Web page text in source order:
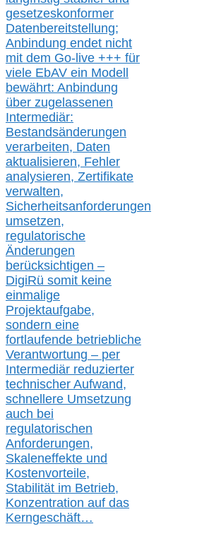
gesetzeskonformer
Datenbereitstellung;
Anbindung endet nicht
mit dem Go-live +++ für
viele EbAV ein Modell
bewährt: Anbindung
über zugelassenen
Intermediär:
Bestandsänderungen
verarbeiten, Daten
aktualisieren, Fehler
analysieren, Zertifikate
verwalten,
Sicherheitsanforderungen
umsetzen,
regulatorische
Änderungen
berücksichtigen –
DigiRü somit keine
einmalige
Projektaufgabe,
sondern eine
fortlaufende betriebliche
Verantwortung – per
Intermediär reduzierter
technischer Aufwand,
schnellere Umsetzung
auch bei
regulatorischen
Anforderungen,
Skaleneffekte und
Kostenvorteile,
Stabilität im Betrieb,
Konzentration auf das
Kerngeschäft…